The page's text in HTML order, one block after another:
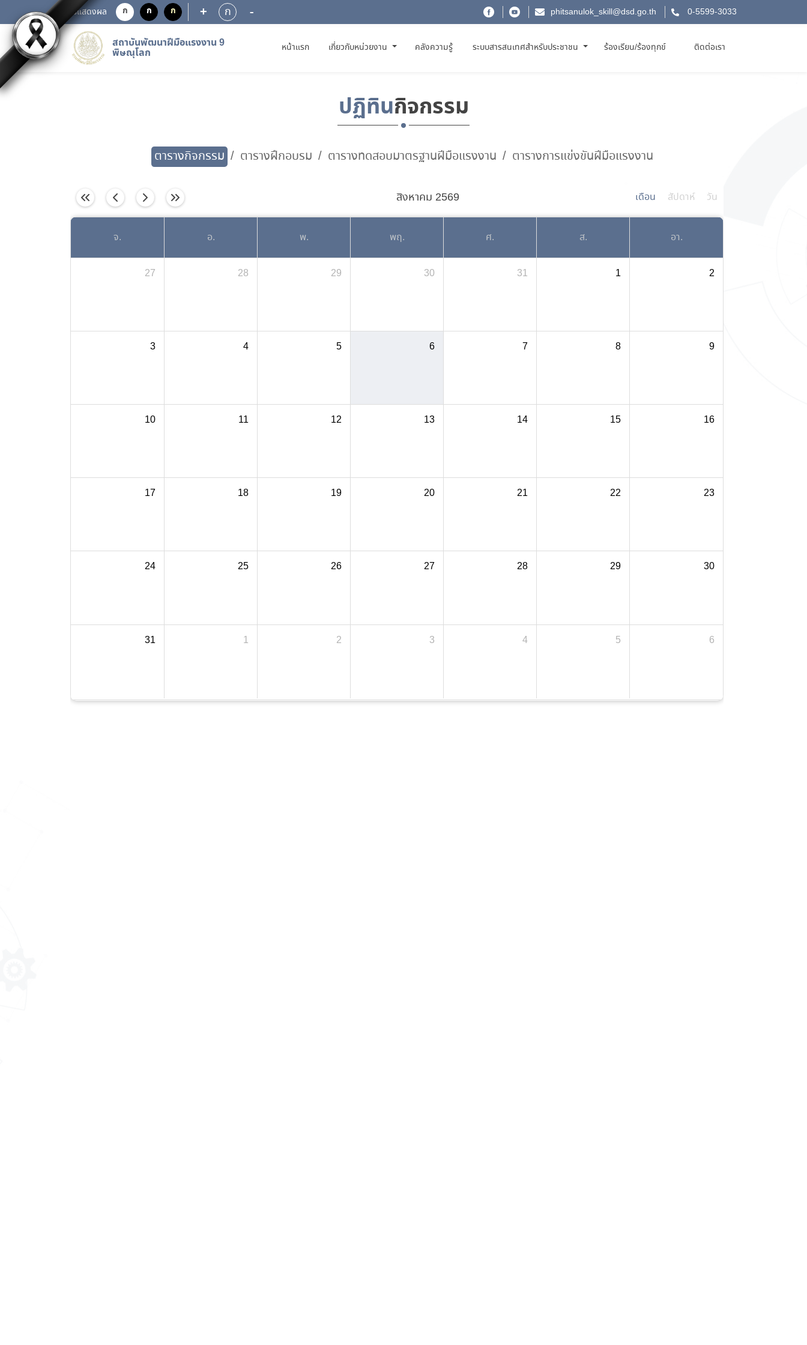
การแสดงผล ก ก ก + ก - phitsanulok_skill@dsd.go.th 0-5599-3033
สถาบันพัฒนาฝีมือแรงงาน 9
พิษณุโลก หน้าแรก(CURRENT)
เกี่ยวกับหน่วยงาน คลังความรู้ ระบบสารสนเทศสำหรับประชาชน ร้องเรียน/ร้องทุกข์ ติดต่อเรา
ปฏิทินกิจกรรม
ตารางกิจกรรม ตารางฝึกอบรม ตารางทดสอบมาตรฐานฝีมือแรงงาน ตารางการแข่งขันฝีมือแรงงาน